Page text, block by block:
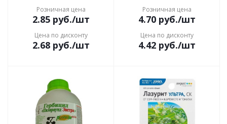
Розничная цена
2.85руб./шт
Цена по дисконту
2.68руб./шт
Розничная цена
4.70руб./шт
Цена по дисконту
4.42руб./шт